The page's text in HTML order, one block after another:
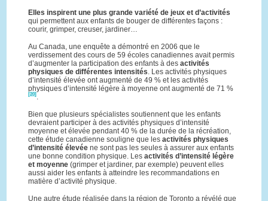
Elles inspirent une plus grande variété de jeux et d’activités
qui permettent aux enfants de bouger de différentes façons :
courir, grimper, creuser, jardiner…
Au Canada, une enquête a démontré en 2006 que le
verdissement des cours de 59 écoles canadiennes avait permis
d’augmenter la participation des enfants à des activités
physiques de différentes intensités. Les activités physiques
d’intensité élevée ont augmenté de 49 % et les activités
physiques d’intensité légère à moyenne ont augmenté de 71 %
[20] .
Bien que plusieurs spécialistes soutiennent que les enfants
devraient participer à des activités physiques d’intensité
moyenne et élevée pendant 40 % de la durée de la récréation,
cette étude canadienne souligne que les activités physiques
d’intensité élevéene sont pas les seules à assurer aux enfants
une bonne condition physique. Lesactivités d’intensité légère
et moyenne(grimper et jardiner, par exemple) peuvent elles
aussi aider les enfants à atteindre les recommandations en
matière d’activité physique.
Une autre étude réalisée dans la région de Toronto a révélé que